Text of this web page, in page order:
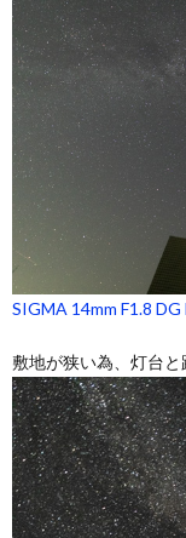
SIGMA 14mm F1.8 DG
敷地が狭い為、灯台と